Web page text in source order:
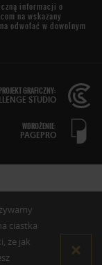
informacji o
na wskazany
odwołać w dowolnym
GRAFICZNY:
STUDIO
WDROŻENIE:
PAGEPRO
ciastka
że jak